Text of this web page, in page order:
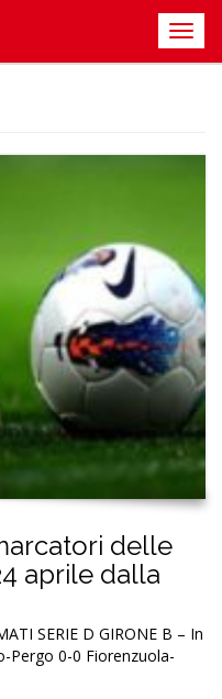
delle
aprile dalla
SERIE D GIRONE B – In
Pergo 0-0 Fiorenzuola-